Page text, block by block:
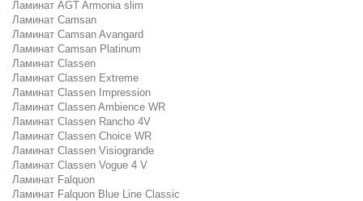
Ламинат AGT Armonia slim
Ламинат Camsan
Ламинат Camsan Avangard
Ламинат Camsan Platinum
Ламинат Classen
Ламинат Classen Extreme
Ламинат Classen Impression
Ламинат Classen Ambience WR
Ламинат Classen Rancho 4V
Ламинат Classen Choice WR
Ламинат Classen Visiogrande
Ламинат Classen Vogue 4 V
Ламинат Falquon
Ламинат Falquon Blue Line Classic